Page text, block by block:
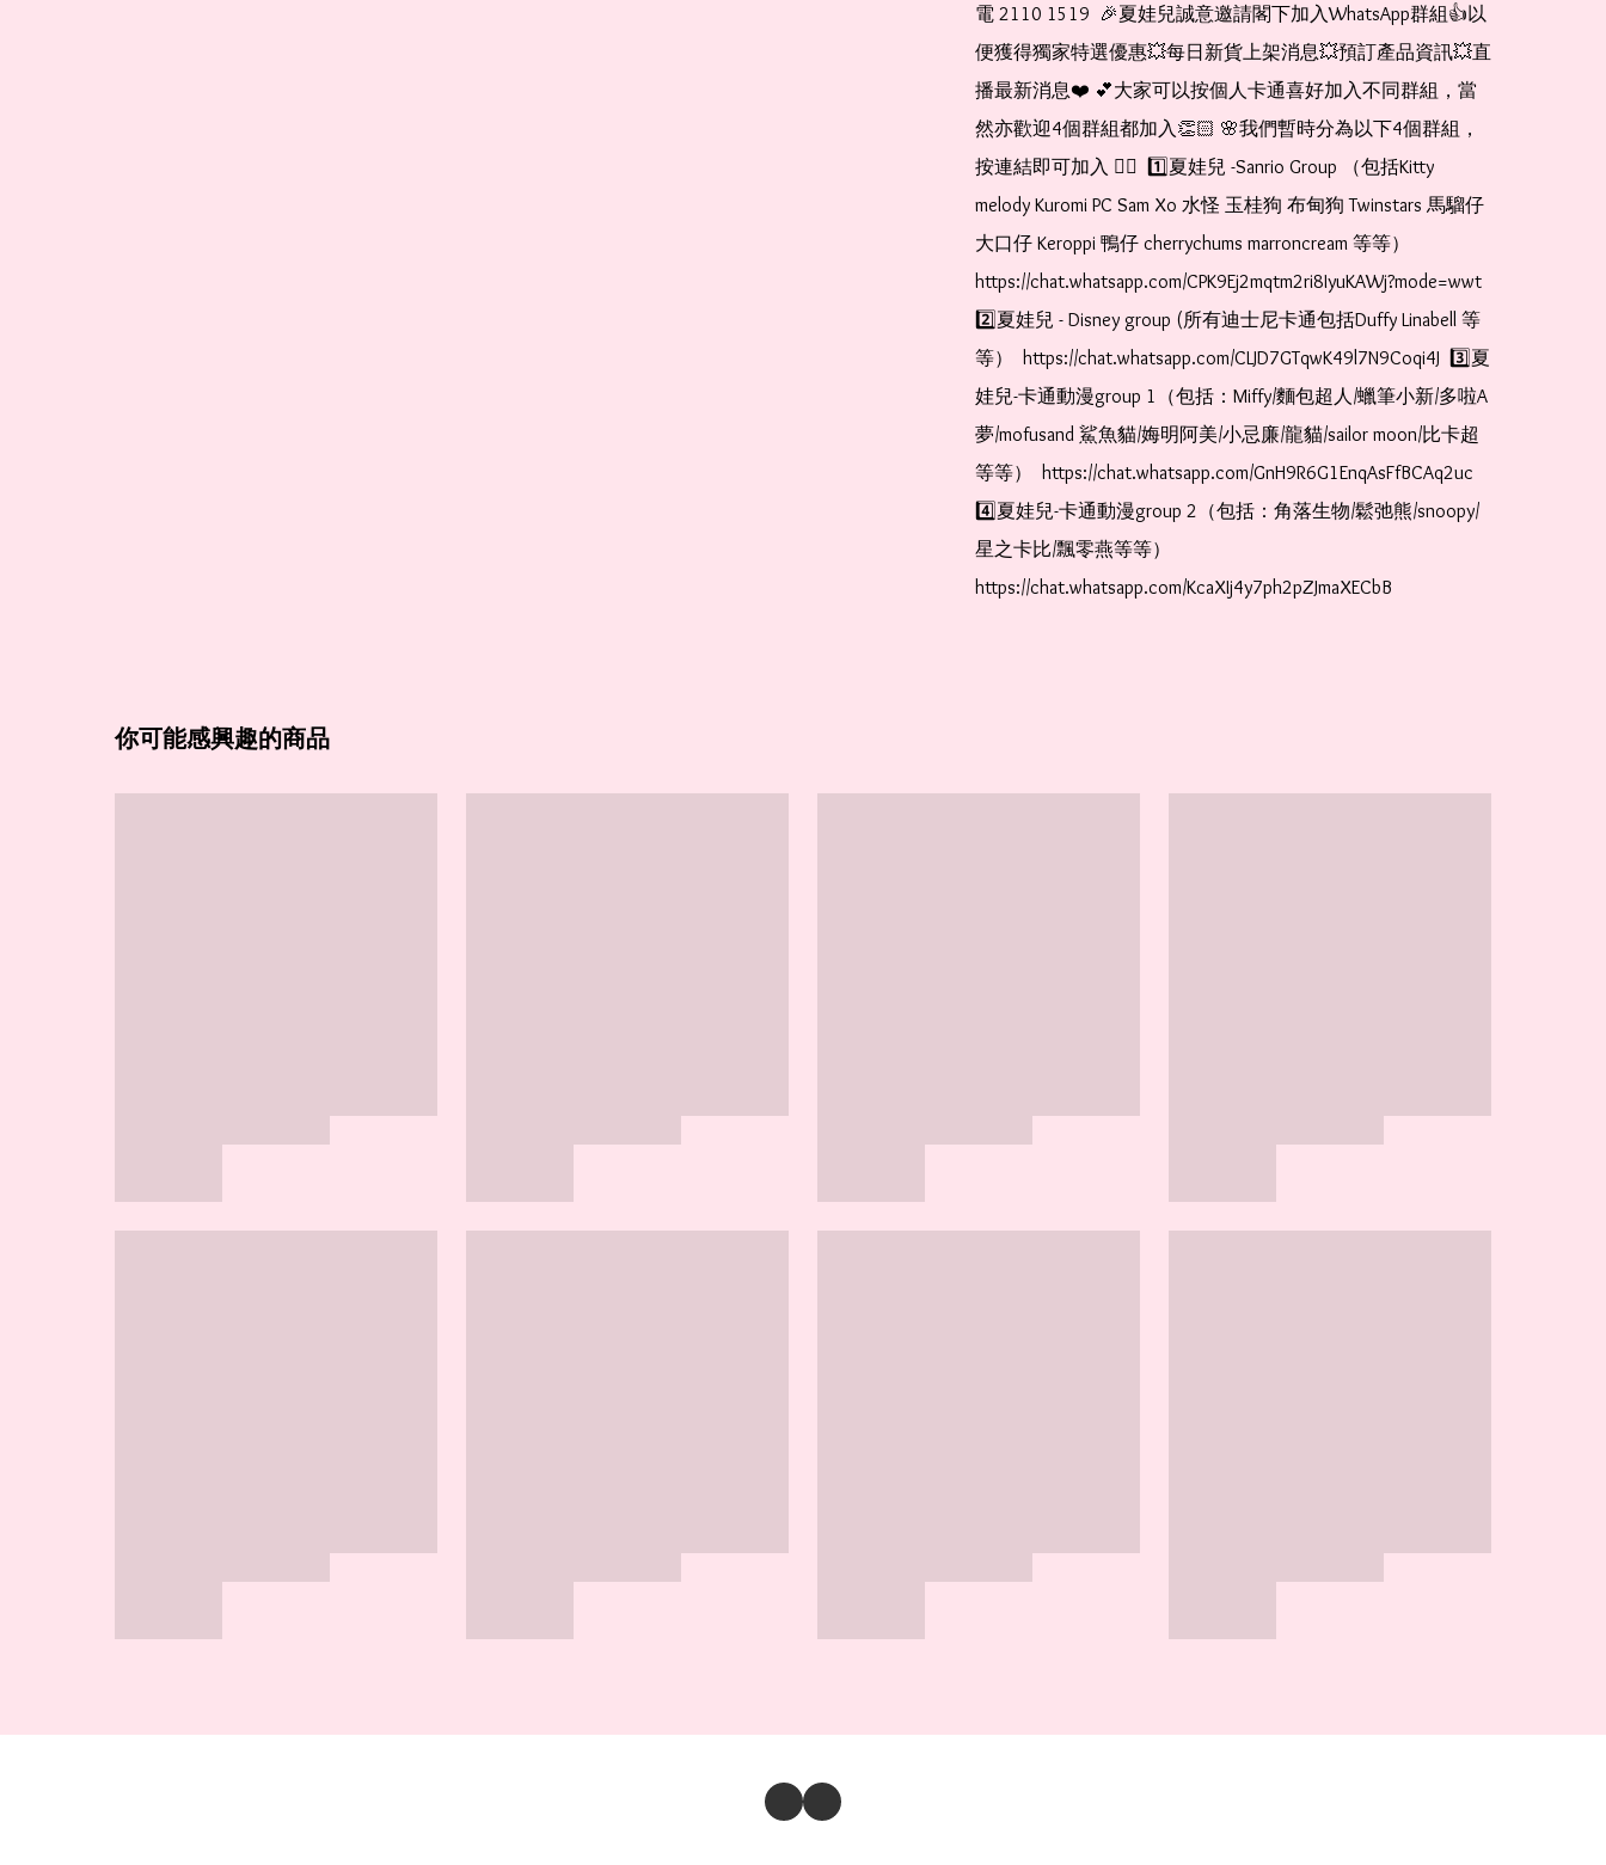
電 2110 1519  🎉夏娃兒誠意邀請閣下加入WhatsApp群組👍以
便獲得獨家特選優惠💥每日新貨上架消息💥預訂產品資訊💥直
播最新消息❤️ 💕大家可以按個人卡通喜好加入不同群組，當
然亦歡迎4個群組都加入👏🏻 🌸我們暫時分為以下4個群組，
按連結即可加入 👇🏻  1️⃣夏娃兒 -Sanrio Group （包括Kitty
melody Kuromi PC Sam Xo 水怪 玉桂狗 布甸狗 Twinstars 馬騮仔
大口仔 Keroppi 鴨仔 cherrychums marroncream 等等）
https://chat.whatsapp.com/CPK9Ej2mqtm2ri8IyuKAWj?mode=wwt
2️⃣夏娃兒 - Disney group (所有迪士尼卡通包括Duffy Linabell 等
等）  https://chat.whatsapp.com/CLJD7GTqwK49l7N9Coqi4J  3️⃣夏
娃兒-卡通動漫group 1（包括：Miffy/麵包超人/蠟筆小新/多啦A
夢/mofusand 鯊魚貓/娒明阿美/小忌廉/龍貓/sailor moon/比卡超
等等）  https://chat.whatsapp.com/GnH9R6G1EnqAsFfBCAq2uc
4️⃣夏娃兒-卡通動漫group 2（包括：角落生物/鬆弛熊/snoopy/
星之卡比/飄零燕等等）
https://chat.whatsapp.com/KcaXIj4y7ph2pZJmaXECbB
你可能感興趣的商品